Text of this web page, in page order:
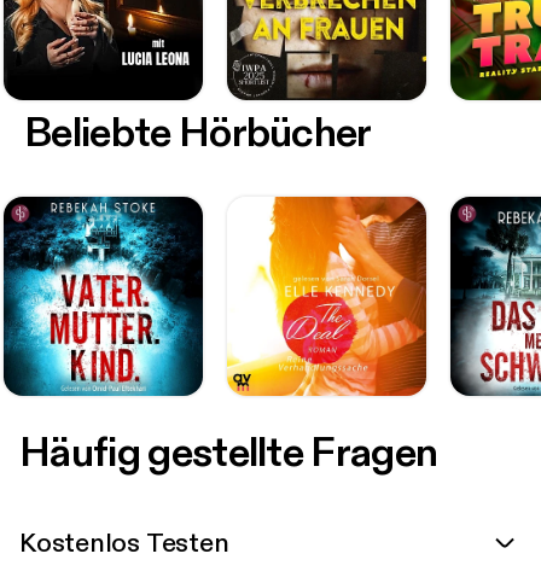
Beliebte Hörbücher
Häufig gestellte Fragen
Kostenlos Testen